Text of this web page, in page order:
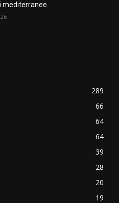
mediterranee
289
66
64
64
39
28
20
19